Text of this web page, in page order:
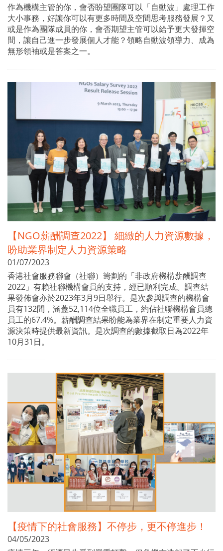
作為機構主管的你，會否盼望團隊可以「自動波」處理工作
大小事務，好讓你可以有更多時間及空間思考服務發展？又
或是作為團隊成員的你，會否期望主管可以給予更大發揮空
間，讓自己進一步發展個人才能？領略自動波領導力、成為
無形領袖或是答案之一。
【NGO薪酬調查2022】 細緻的人力資源數據，
盼助業界制定人力資源策略
01/07/2023
香港社會服務聯會（社聯）籌劃的「非政府機構薪酬調查
2022」有賴社聯機構會員的支持，經已順利完成。調查結
果發佈會亦於2023年3月9日舉行。是次參與調查的機構會
員有132間，涵蓋52,114位全職員工，約佔社聯機構會員總
員工的67.4%。薪酬調查結果盼能為業界在制定重要人力資
源決策時提供最新資訊。是次調查的數據截取日為2022年
10月31日。
【疫情下的社會服務】不停步，更不停進步！
04/05/2023